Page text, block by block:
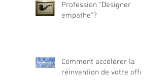
Profession "Designer
empathe"?
Comment accélérer la
réinvention de votre offre